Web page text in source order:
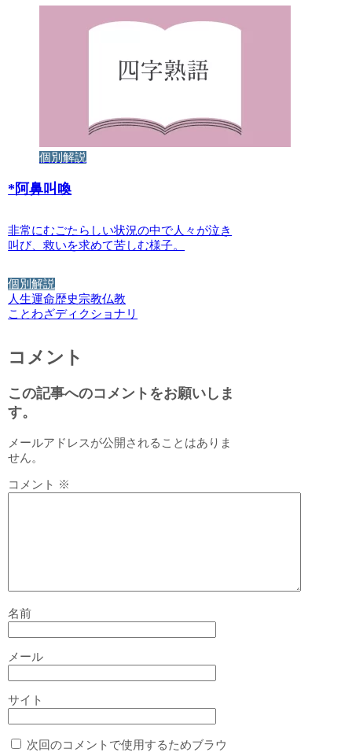
個別解説
* 阿鼻叫喚
非常にむごたらしい状況の中で人々が泣き
叫び、救いを求めて苦しむ様子。
個別解説
人生運命歴史宗教仏教
ことわざディクショナリ
コメント
この記事へのコメントをお願いしま
す。
メールアドレスが公開されることはありま
せん。
コメント ※
名前
メール
サイト
次回のコメントで使用するためブラウ